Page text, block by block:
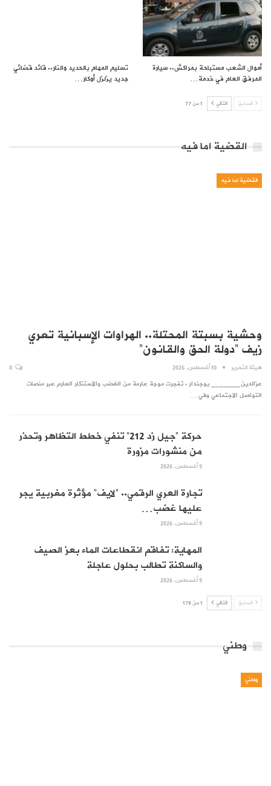
أموال الشعب مستباحة بمراكش.. سيارة
المرفق العام في خدمة…
تسليم المهام بالحديد والنار.. قائد قضائي
جديد يزلزل أوكار…
السابق التالي 1 من 77
القضية اما فيه
القضية اما فيه
وحشية بسبتة المحتلة.. الهراوات الإسبانية تعري
زيف “دولة الحق والقانون”
هيئة التحرير 10 أغسطس, 2026
عزالدين_______ بوجندار . تفجرت موجة عارمة من الغضب والاستنكار العارم عبر منصات
التواصل الاجتماعي وفي…
حركة “جيل زد 212” تنفي خطط التظاهر وتحذر
من منشورات مزورة
9 أغسطس, 2026
تجارة العري الرقمي.. “لايف” مؤثرة مغربية يجر
عليها غضب…
9 أغسطس, 2026
المهاية: تفاقم انقطاعات الماء بعز الصيف
والساكنة تطالب بحلول عاجلة
9 أغسطس, 2026
السابق التالي 1 من 179
وطني
وطني